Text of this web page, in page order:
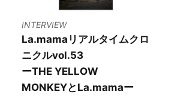
INTERVIEW
La.mamaリアルタイムクロ
ニクルvol.53
ーTHE YELLOW
MONKEYとLa.mamaー